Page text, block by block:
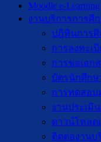
Moodle e-Learning
งานบริการการศึ
ปฎิทินการศึ
การลงทะเ
การขอเอก
บัตรนักศึกษ
การทดสอบ
งานประเมิ
ดาวน์โหลด
ติดต่องานบ